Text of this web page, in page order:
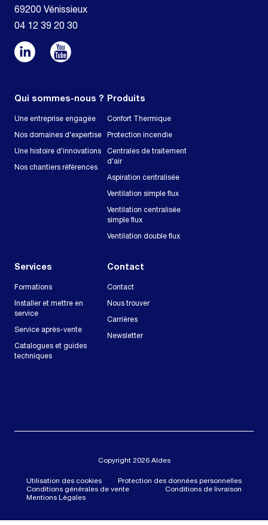
69200 Vénissieux
04 12 39 20 30
Qui sommes-nous ?
Une entreprise engagée
Nos domaines d'expertise
Une histoire d'innovations
Nos chantiers références
Produits
Confort Thermique
Protection incendie
Centrales de traitement
d'air
Aspiration centralisée
Ventilation simple flux
Ventilation centralisée
simple flux
Ventilation double flux
Services
Formations
Installer et mettre en
service
Service après-vente
Catalogues et guides
techniques
Contact
Contact
Nous trouver
Carrières
Newsletter
Copyright 2026 Aldes
Utilisation des cookies
Protection des données personnelles
Conditions générales de vente
Conditions de livraison
Mentions Légales